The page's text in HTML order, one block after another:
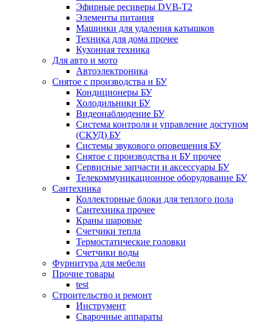
Эфирные ресиверы DVB-T2
Элементы питания
Машинки для удаления катышков
Техника для дома прочее
Кухонная техника
Для авто и мото
Автоэлектроника
Снятое с производства и БУ
Кондиционеры БУ
Холодильники БУ
Видеонаблюдение БУ
Система контроля и управление доступом
(СКУД) БУ
Системы звукового оповещения БУ
Снятое с производства и БУ прочее
Сервисные запчасти и аксессуары БУ
Телекоммуникационное оборудование БУ
Сантехника
Коллекторные блоки для теплого пола
Сантехника прочее
Краны шаровые
Счетчики тепла
Термоcтатические головки
Счетчики воды
Фурнитура для мебели
Прочие товары
test
Строительство и ремонт
Инструмент
Сварочные аппараты